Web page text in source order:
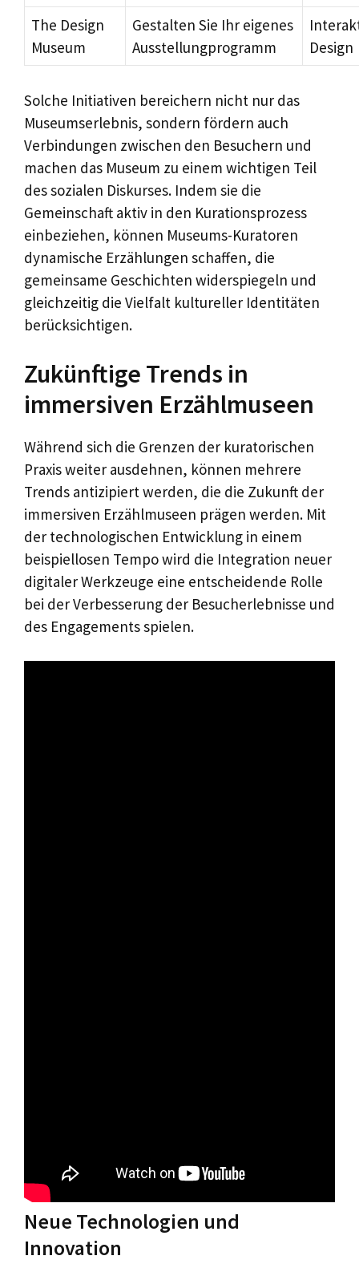
The Design
Museum
Gestalten Sie Ihr eigenes
Ausstellungprogramm
Design
Solche Initiativen bereichern nicht nur das
Museumserlebnis, sondern fördern auch
Verbindungen zwischen den Besuchern und
machen das Museum zu einem wichtigen Teil
des sozialen Diskurses. Indem sie die
Gemeinschaft aktiv in den Kurationsprozess
einbeziehen, können Museums-Kuratoren
dynamische Erzählungen schaffen, die
gemeinsame Geschichten widerspiegeln und
gleichzeitig die Vielfalt kultureller Identitäten
berücksichtigen.
Zukünftige Trends in
immersiven Erzählmuseen
Während sich die Grenzen der kuratorischen
Praxis weiter ausdehnen, können mehrere
Trends antizipiert werden, die die Zukunft der
immersiven Erzählmuseen prägen werden. Mit
der technologischen Entwicklung in einem
beispiellosen Tempo wird die Integration neuer
digitaler Werkzeuge eine entscheidende Rolle
bei der Verbesserung der Besucherlebnisse und
des Engagements spielen.
Neue Technologien und
Innovation